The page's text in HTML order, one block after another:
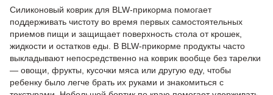
Силиконовый коврик для BLW-прикорма помогает
поддерживать чистоту во время первых самостоятельных
приемов пищи и защищает поверхность стола от крошек,
жидкости и остатков еды. В BLW-прикорме продукты часто
выкладывают непосредственно на коврик вообще без тарелки
— овощи, фрукты, кусочки мяса или другую еду, чтобы
ребенку было легче брать их руками и знакомиться с